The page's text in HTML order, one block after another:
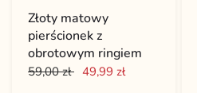
Złoty matowy
pierścionek z
obrotowym ringiem
59,00 zł 49,99 zł